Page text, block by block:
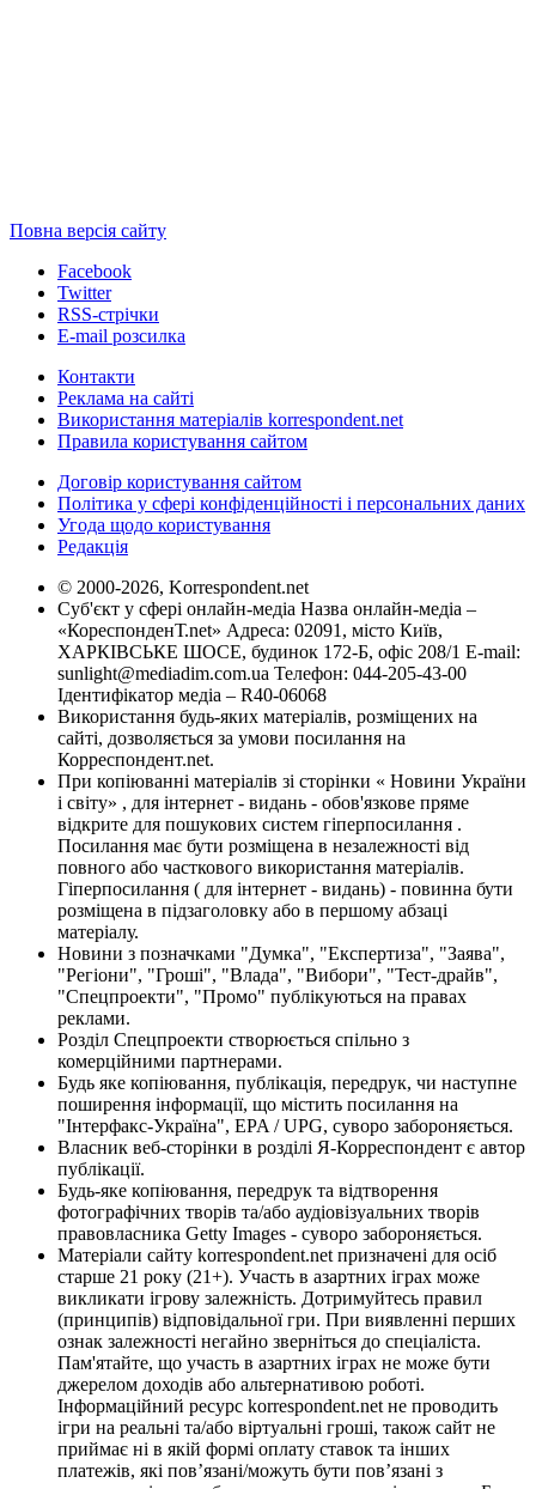
Повна версія сайту
Facebook
Twitter
RSS-стрічки
E-mail розсилка
Контакти
Реклама на сайті
Використання матеріалів korrespondent.net
Правила користування сайтом
Договір користування сайтом
Політика у сфері конфіденційності і персональних даних
Угода щодо користування
Редакція
© 2000-2026, Korrespondent.net
Суб'єкт у сфері онлайн-медіа Назва онлайн-медіа –
«КореспонденТ.net» Адреса: 02091, місто Київ,
ХАРКІВСЬКЕ ШОСЕ, будинок 172-Б, офіс 208/1 E-mail:
sunlight@mediadim.com.ua Телефон: 044-205-43-00
Ідентифікатор медіа – R40-06068
Використання будь-яких матеріалів, розміщених на
сайті, дозволяється за умови посилання на
Корреспондент.net.
При копіюванні матеріалів зі сторінки « Новини України
і світу» , для інтернет - видань - обов'язкове пряме
відкрите для пошукових систем гіперпосилання .
Посилання має бути розміщена в незалежності від
повного або часткового використання матеріалів.
Гіперпосилання ( для інтернет - видань) - повинна бути
розміщена в підзаголовку або в першому абзаці
матеріалу.
Новини з позначками "Думка", "Експертиза", "Заява",
"Регіони", "Гроші", "Влада", "Вибори", "Тест-драйв",
"Спецпроекти", "Промо" публікуються на правах
реклами.
Розділ Спецпроекти створюється спільно з
комерційними партнерами.
Будь яке копіювання, публікація, передрук, чи наступне
поширення інформації, що містить посилання на
"Інтерфакс-Україна", EPA / UPG, суворо забороняється.
Власник веб-сторінки в розділі Я-Корреспондент є автор
публікації.
Будь-яке копіювання, передрук та відтворення
фотографічних творів та/або аудіовізуальних творів
правовласника Getty Images - суворо забороняється.
Матеріали сайту korrespondent.net призначені для осіб
старше 21 року (21+). Участь в азартних іграх може
викликати ігрову залежність. Дотримуйтесь правил
(принципів) відповідальної гри. При виявленні перших
ознак залежності негайно зверніться до спеціаліста.
Пам'ятайте, що участь в азартних іграх не може бути
джерелом доходів або альтернативою роботі.
Інформаційний ресурс korrespondent.net не проводить
ігри на реальні та/або віртуальні гроші, також сайт не
приймає ні в якій формі оплату ставок та інших
платежів, які пов’язані/можуть бути пов’язані з